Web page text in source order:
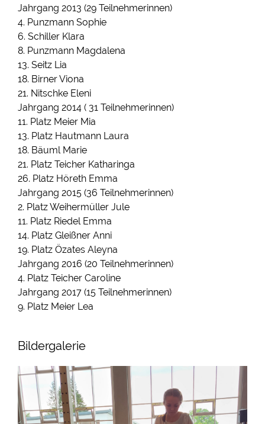
Jahrgang 2013 (29 Teilnehmerinnen)
4. Punzmann Sophie
6. Schiller Klara
8. Punzmann Magdalena
13. Seitz Lia
18. Birner Viona
21. Nitschke Eleni
Jahrgang 2014 ( 31 Teilnehmerinnen)
11. Platz Meier Mia
13. Platz Hautmann Laura
18. Bäuml Marie
21. Platz Teicher Katharinga
26. Platz Höreth Emma
Jahrgang 2015 (36 Teilnehmerinnen)
2. Platz Weihermüller Jule
11. Platz Riedel Emma
14. Platz Gleißner Anni
19. Platz Özates Aleyna
Jahrgang 2016 (20 Teilnehmerinnen)
4. Platz Teicher Caroline
Jahrgang 2017 (15 Teilnehmerinnen)
9. Platz Meier Lea
Bildergalerie